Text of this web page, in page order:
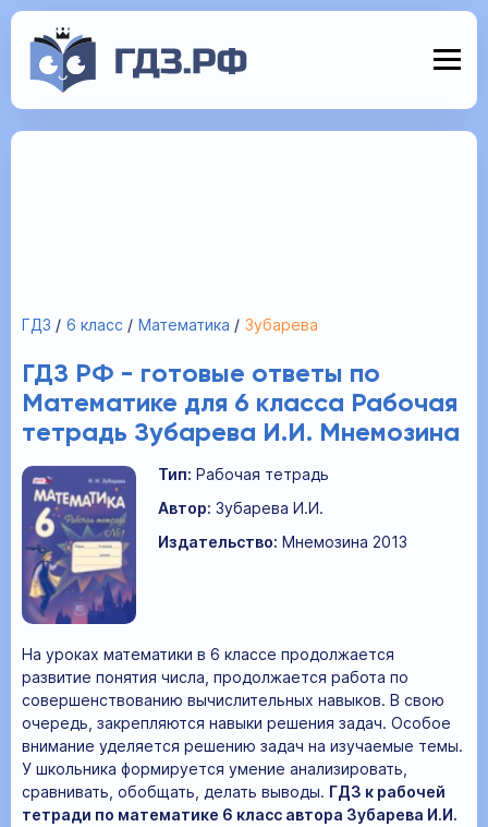
ГДЗ 6 класс Математика Зубарева
ГДЗ РФ - готовые ответы по
Математике для 6 класса Рабочая
тетрадь Зубарева И.И. Мнемозина
Тип: Рабочая тетрадь
Автор: Зубарева И.И.
Издательство: Мнемозина 2013
На уроках математики в 6 классе продолжается
развитие понятия числа, продолжается работа по
совершенствованию вычислительных навыков. В свою
очередь, закрепляются навыки решения задач. Особое
внимание уделяется решению задач на изучаемые темы.
У школьника формируется умение анализировать,
сравнивать, обобщать, делать выводы. ГДЗ к рабочей
тетради по математике 6 класс автора Зубарева И.И.